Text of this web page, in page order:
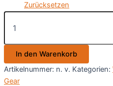
Zurücksetzen
Savage
Gear
Twitch
8.3cm
Menge
In den Warenkorb
Artikelnummer: n. v. Kategorien:
Gear